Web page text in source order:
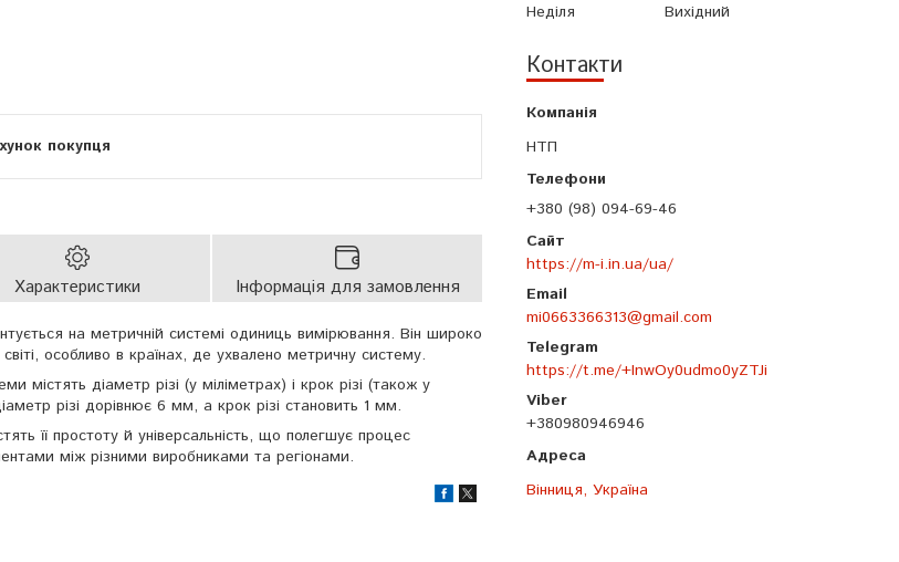
Неділя
Вихідний
Контакти
НТП
+380 (98) 094-69-46
https://m-i.in.ua/ua/
mi0663366313@gmail.com
https://t.me/+InwOy0udmo0yZTJi
+380980946946
Вінниця, Україна
покупця
Характеристики Інформація для замовлення
на метричній системі одиниць вимірювання. Він широко
особливо в країнах, де ухвалено метричну систему.
містять діаметр різі (у міліметрах) і крок різі (також у
різі дорівнює 6 мм, а крок різі становить 1 мм.
її простоту й універсальність, що полегшує процес
між різними виробниками та регіонами.